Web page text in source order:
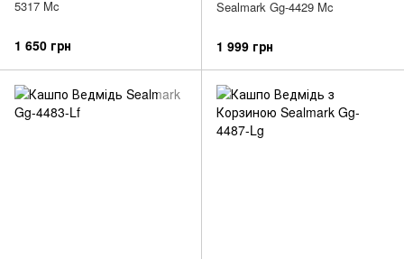
5317 Mc
1 650 грн
Sealmark Gg-4429 Mc
1 999 грн